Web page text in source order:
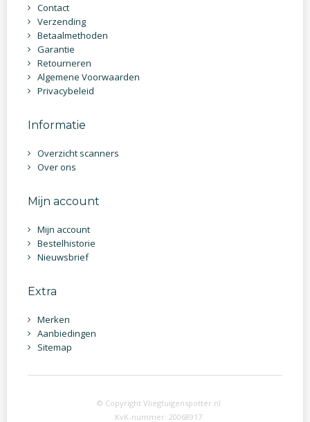
Contact
Verzending
Betaalmethoden
Garantie
Retourneren
Algemene Voorwaarden
Privacybeleid
Informatie
Overzicht scanners
Over ons
Mijn account
Mijn account
Bestelhistorie
Nieuwsbrief
Extra
Merken
Aanbiedingen
Sitemap
© Copyright Vliegtuigenspotter.nl
KvK-nummer: 20068917